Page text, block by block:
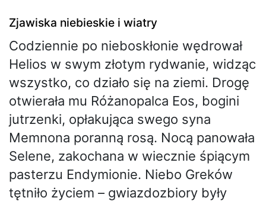
Zjawiska niebieskie i wiatry
Codziennie po nieboskłonie wędrował
Helios w swym złotym rydwanie, widząc
wszystko, co działo się na ziemi. Drogę
otwierała mu Różanopalca Eos, bogini
jutrzenki, opłakująca swego syna
Memnona poranną rosą. Nocą panowała
Selene, zakochana w wiecznie śpiącym
pasterzu Endymionie. Niebo Greków
tętniło życiem – gwiazdozbiory były